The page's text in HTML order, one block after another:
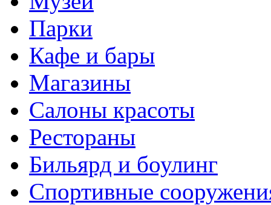
Парки
Кафе и бары
Магазины
Салоны красоты
Рестораны
Бильярд и боулинг
Спортивные